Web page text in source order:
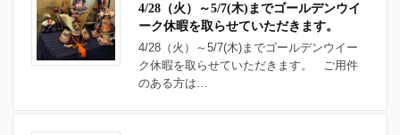
4/28（火）～5/7(木)までゴールデンウイ
ーク休暇を取らせていただきます。
4/28（火）～5/7(木)までゴールデンウイー
ク休暇を取らせていただきます。 ご用件
のある方は…